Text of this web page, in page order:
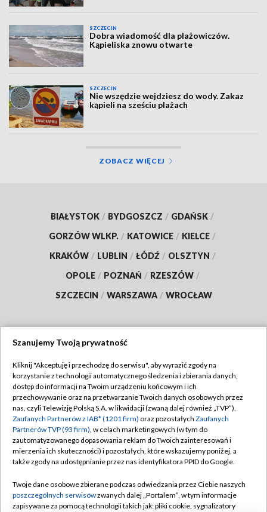
SZCZECIN
Dobra wiadomość dla plażowiczów.
Kąpieliska znowu otwarte
SZCZECIN
Nie wszędzie wejdziesz do wody. Zakaz
kąpieli na sześciu plażach
ZOBACZ WIĘCEJ
BIAŁYSTOK / BYDGOSZCZ / GDAŃSK /
GORZÓW WLKP. / KATOWICE / KIELCE /
KRAKÓW / LUBLIN / ŁÓDŹ / OLSZTYN /
OPOLE / POZNAŃ / RZESZÓW /
SZCZECIN / WARSZAWA / WROCŁAW
TVP
Abonament TVP
Emisja w TVP
Centrum informacji TVP
Naziemna Telewizja Cyfrowa
Rada Programowa
Regulamin TVP
Polityka prywatności
Moje zgody
Pomoc
Kontakt
Szanujemy Twoją prywatność
Kliknij "Akceptuję i przechodzę do serwisu", aby wyrazić zgody na
korzystanie z technologii automatycznego śledzenia i zbierania danych,
dostęp do informacji na Twoim urządzeniu końcowym i ich
przechowywanie oraz na przetwarzanie Twoich danych osobowych przez
nas, czyli Telewizję Polską S.A. w likwidacji (zwaną dalej również „TVP”),
Zaufanych Partnerów z IAB* (1201 firm) oraz pozostałych Zaufanych
Partnerów TVP (93 firm), w celach marketingowych (w tym do
zautomatyzowanego dopasowania reklam do Twoich zainteresowań i
mierzenia ich skuteczności) i pozostałych, które wskazujemy poniżej, a
także zgody na udostępnianie przez nas identyfikatora PPID do Google.
Twoje dane osobowe zbierane podczas odwiedzania przez Ciebie naszych
poszczególnych serwisówzwanych dalej „Portalem”, w tym informacje
zapisywane za pomocą technologii takich jak: pliki cookie, sygnalizatory